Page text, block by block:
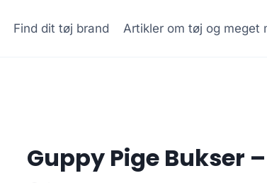
Find dit tøj brand Artikler om tøj og meget
Guppy Pige Bukser